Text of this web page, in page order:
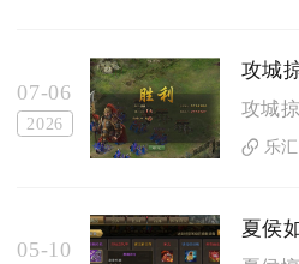
07-06
2026
乐
05-10